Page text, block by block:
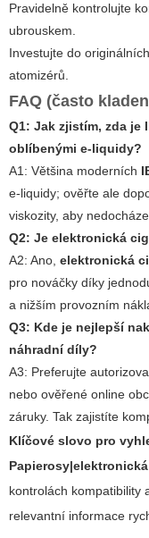
Pravidelně kontrolujte
ubrouskem.
Investujte do
atomizérů.
FAQ (často
Q1: Jak zjistím, zda je
oblíbenými e-liquidy?
A1: Většina moderních
e-liquidy; ověřte ale
viskozity, aby
Q2: Je elektronická
A2: Ano, elektronická
pro nováčky díky
a nižším provozním
Q3: Kde je nejlepší
náhradní díly?
A3: Preferujte
nebo ověřené online
záruky. Tak zajistíte
Klíčové slovo pro
kontrolách kompatibility
relevantní informace